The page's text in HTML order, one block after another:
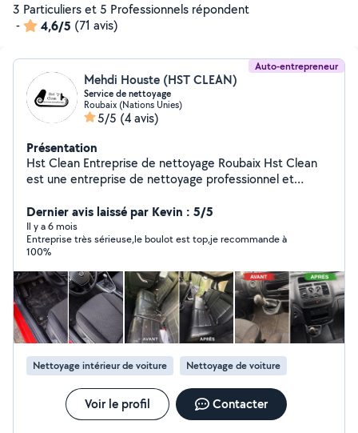
3 Particuliers et 5 Professionnels répondent
-
4,6/5 (71 avis)
Auto-entrepreneur
Mehdi Houste (HST CLEAN)
Service de nettoyage
Roubaix (Nations Unies)
5/5 (4 avis)
Présentation
Hst Clean Entreprise de nettoyage Roubaix Hst Clean
est une entreprise de nettoyage professionnel et
de 50 km. Nous proposons des prestations de
nettoyage efficaces, rapides et soignées, adaptées à
tous les besoins. Nettoyage auto & moto (intérieur,
sièges, moquettes, plastiques, extérieur, nettoyage
haute pression, lavage a la main, vapeur, shampouinage,
finition pinceaux jusque dans les moindre recoin selon la
formule choisis) Nettoyage appartement & maison
Nettoyage fin de chantier Nettoyage canapés, matelas,
tapis (taches, odeurs, acariens) Nettoyage bureaux &
locaux commerciaux Conciergerie et airbnb Utilisation
de matériel professionnel, résultat visible dès la
première intervention. Devis gratuit Intervention rapide
Travail sérieux. Roubaix / Mouscron + 50 km
Dernier avis laissé par Kevin : 5/5
Il y a 6 mois
Entreprise très sérieuse,le boulot est top,je recommande à
100%
Nettoyage intérieur de voiture Nettoyage de voiture
Voir le profil Contacter